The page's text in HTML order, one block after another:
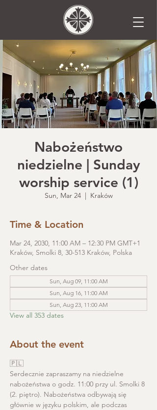
Nabożeństwo
niedzielne | Sunday
worship service (1)
Sun, Mar 24
  |
Kraków
Time & Location
Mar 24, 2030, 11:00 AM – 12:30 PM GMT+1
Kraków, Smolki 8, 30-513 Kraków, Polska
Other dates
Sun, Aug 09, 11:00 AM
Sun, Aug 16, 11:00 AM
Sun, Aug 23, 11:00 AM
View all 353 dates
About the event
🇵🇱
Serdecznie zapraszamy na niedzielne
nabożeństwa o godz. 11:00 przy ul. Smolki 8
(2. piętro). Nabożeństwa odbywają się
głównie w języku polskim, ale podczas